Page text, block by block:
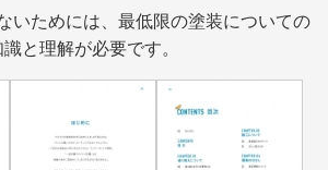
いためには、最低限の塗装についての
識と理解が必要です。